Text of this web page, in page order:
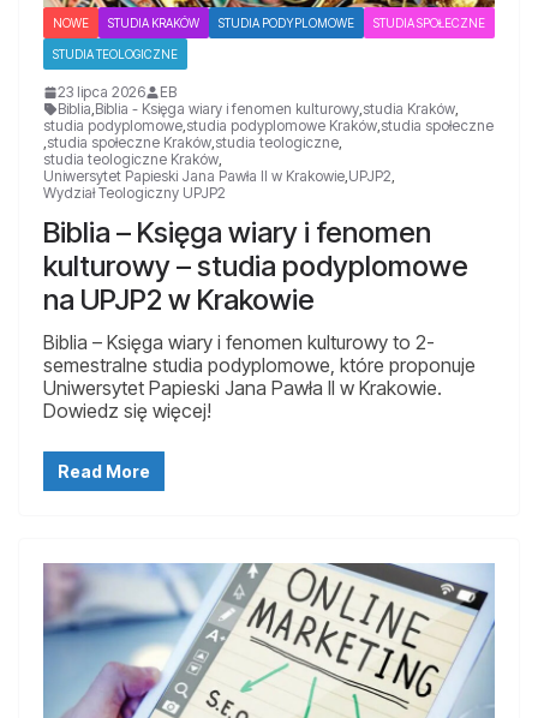
NOWE STUDIA KRAKÓW STUDIA PODYPLOMOWE STUDIA SPOŁECZNE
STUDIA TEOLOGICZNE
23 lipca 2026
EB
Biblia,Biblia - Księga wiary i fenomen kulturowy,studia Kraków,
studia podyplomowe,studia podyplomowe Kraków,studia społeczne
,studia społeczne Kraków,studia teologiczne,
studia teologiczne Kraków,
Uniwersytet Papieski Jana Pawła II w Krakowie,UPJP2,
Wydział Teologiczny UPJP2
Biblia – Księga wiary i fenomen
kulturowy – studia podyplomowe
na UPJP2 w Krakowie
Biblia – Księga wiary i fenomen kulturowy to 2-
semestralne studia podyplomowe, które proponuje
Uniwersytet Papieski Jana Pawła II w Krakowie.
Dowiedz się więcej!
Read More